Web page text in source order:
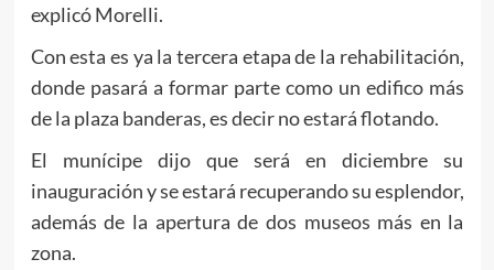
explicó Morelli.
Con esta es ya la tercera etapa de la rehabilitación,
donde pasará a formar parte como un edifico más
de la plaza banderas, es decir no estará flotando.
El munícipe dijo que será en diciembre su
inauguración y se estará recuperando su esplendor,
además de la apertura de dos museos más en la
zona.